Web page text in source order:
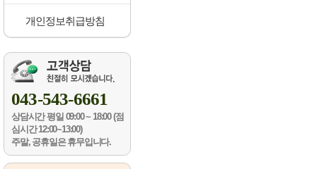
개인정보취급방침
043-543-6661
상담시간 평일 09:00 ~ 18:00 (점
심시간 12:00~13:00)
주말, 공휴일은 휴무입니다.